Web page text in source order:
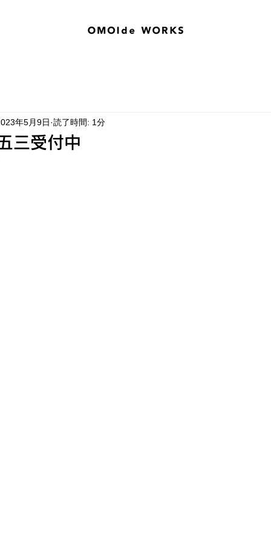
三受付中
年5月9日 読了時間: 1分